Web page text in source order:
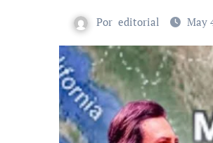
Por editorial May